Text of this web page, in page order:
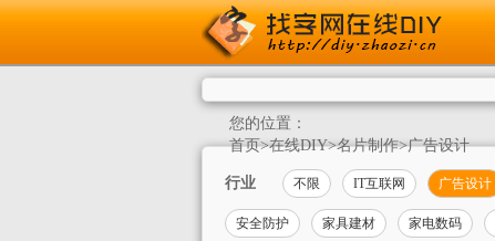
您的位置：
首页>在线DIY>名片制作>广告设计
行业 不限 IT互联网 广告设计
安全防护 家具建材 家电数码